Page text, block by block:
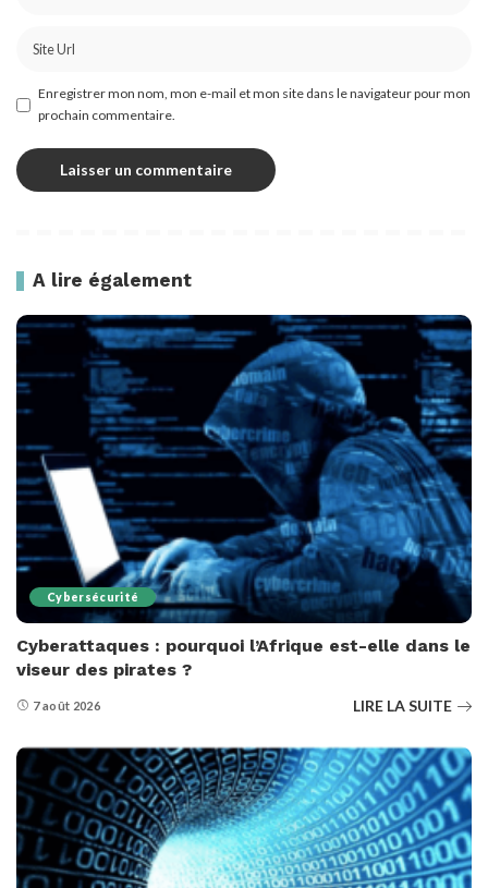
Enregistrer mon nom, mon e-mail et mon site dans le navigateur pour mon
prochain commentaire.
A lire également
Cybersécurité
Cyberattaques : pourquoi l’Afrique est-elle dans le
viseur des pirates ?
7 août 2026 LIRE LA SUITE